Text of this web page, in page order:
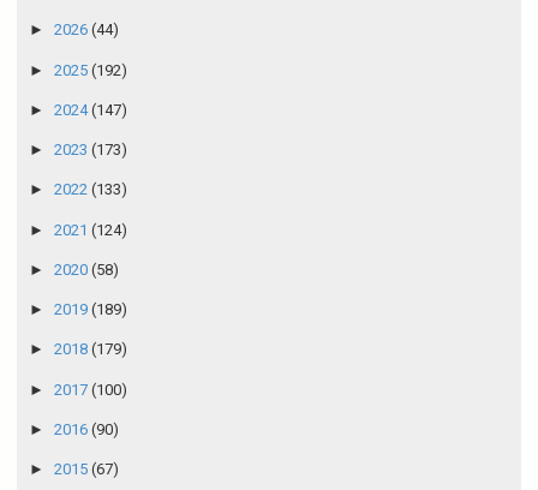
► 2026 (44)
► 2025 (192)
► 2024(147)
► 2023 (173)
► 2022 (133)
► 2021 (124)
► 2020 (58)
► 2019 (189)
► 2018 (179)
► 2017 (100)
► 2016 (90)
► 2015 (67)